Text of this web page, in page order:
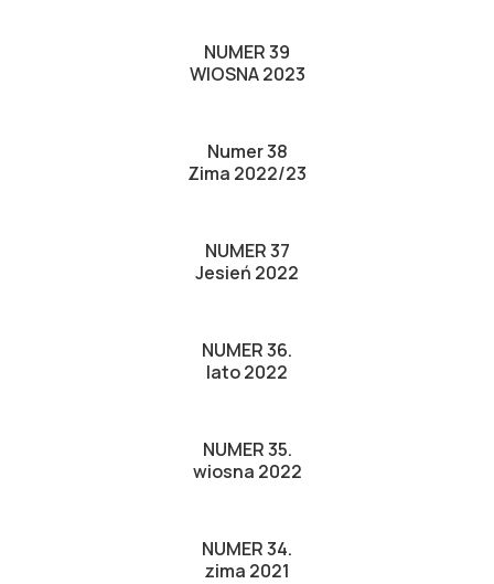
NUMER 39
WIOSNA 2023
Numer 38
Zima 2022/23
NUMER 37
Jesień 2022
NUMER 36.
lato 2022
NUMER 35.
wiosna 2022
NUMER 34.
zima 2021